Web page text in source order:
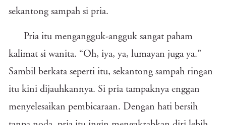
sekantong sampah si pria.
Pria itu mengangguk-angguk sangat paham
kalimat si wanita. “Oh, iya, ya, lumayan juga ya.”
Sambil berkata seperti itu, sekantong sampah ringan
itu kini dijauhkannya. Si pria tampaknya enggan
menyelesaikan pembicaraan. Dengan hati bersih